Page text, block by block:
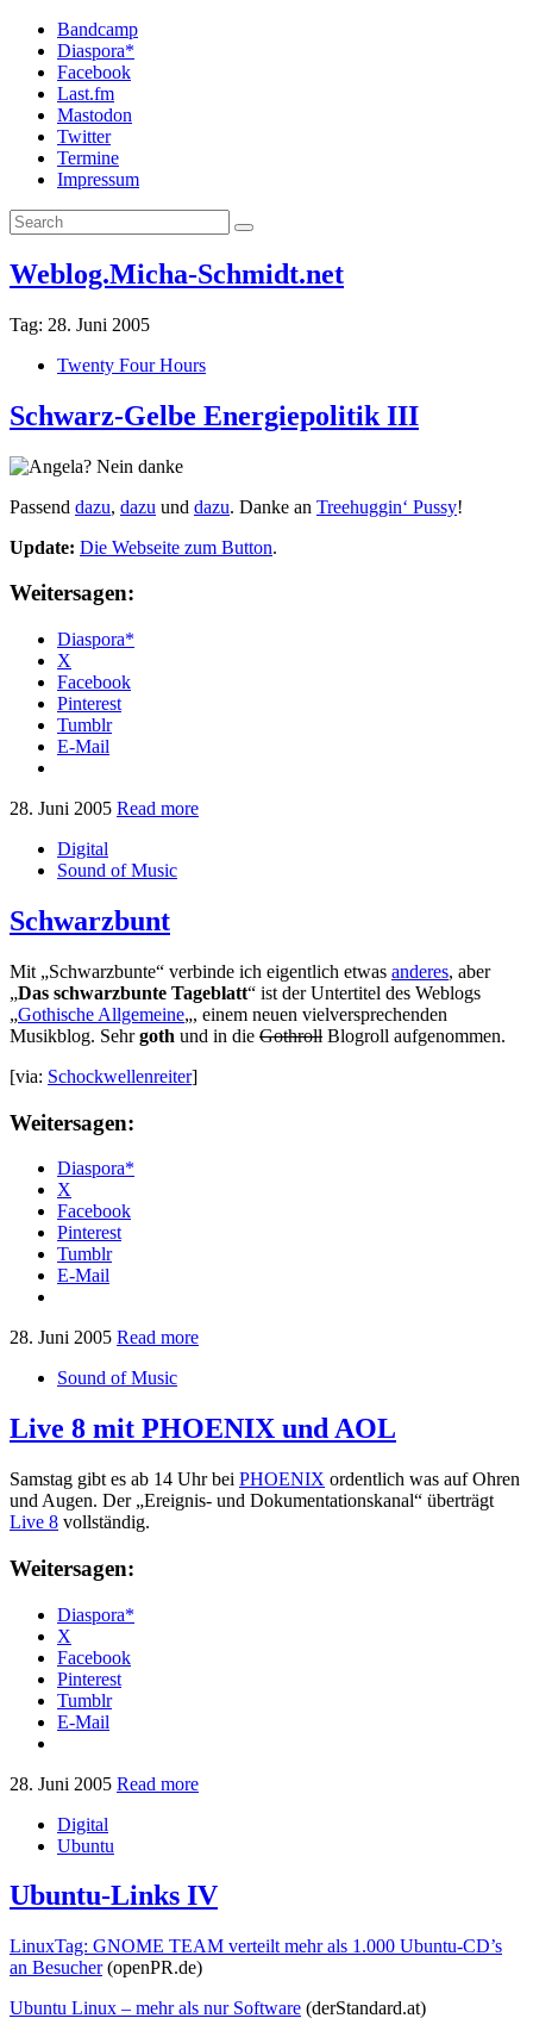
Bandcamp
Diaspora*
Facebook
Last.fm
Mastodon
Twitter
Termine
Impressum
Weblog.Micha-Schmidt.net
Tag: 28. Juni 2005
Twenty Four Hours
Schwarz-Gelbe Energiepolitik III
Passend dazu, dazu und dazu. Danke an Treehuggin‘ Pussy!
Update: Die Webseite zum Button.
Weitersagen:
Diaspora*
X
Facebook
Pinterest
Tumblr
E-Mail
28. Juni 2005 Read more
Digital
Sound of Music
Schwarzbunt
Mit „Schwarzbunte“ verbinde ich eigentlich etwas anderes, aber
„Das schwarzbunte Tageblatt“ ist der Untertitel des Weblogs
„Gothische Allgemeine„, einem neuen vielversprechenden
Musikblog. Sehrgoth und in die Gothroll Blogroll aufgenommen.
[via: Schockwellenreiter]
Weitersagen:
Diaspora*
X
Facebook
Pinterest
Tumblr
E-Mail
28. Juni 2005 Read more
Sound of Music
Live 8 mit PHOENIX und AOL
Samstag gibt es ab 14 Uhr bei PHOENIX ordentlich was auf Ohren
und Augen. Der „Ereignis- und Dokumentationskanal“ überträgt
Live 8 vollständig.
Weitersagen:
Diaspora*
X
Facebook
Pinterest
Tumblr
E-Mail
28. Juni 2005 Read more
Digital
Ubuntu
Ubuntu-Links IV
LinuxTag: GNOME TEAM verteilt mehr als 1.000 Ubuntu-CD’s
an Besucher(openPR.de)
Ubuntu Linux – mehr als nur Software (derStandard.at)